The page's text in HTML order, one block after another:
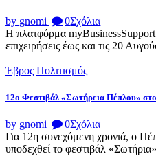
by gnomi 0Σχόλια
Η πλατφόρμα myBusinessSupport
επιχειρήσεις έως και τις 20
Έβρος Πολιτισμός
12ο Φεστιβάλ «Σωτήρεια Πέπλου»
by gnomi 0Σχόλια
Για 12η συνεχόμενη χρονιά, ο
υποδεχθεί το φεστιβάλ